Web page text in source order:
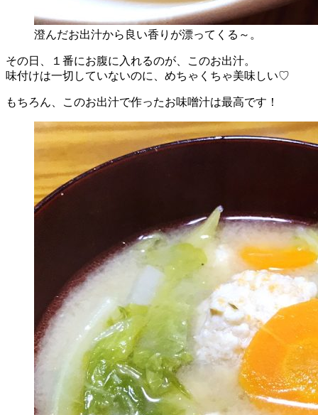
澄んだお出汁から良い香りが漂ってくる～。
その日、１番にお腹に入れるのが、このお出汁。
味付けは一切していないのに、めちゃくちゃ美味しい♡
もちろん、このお出汁で作ったお味噌汁は最高です！